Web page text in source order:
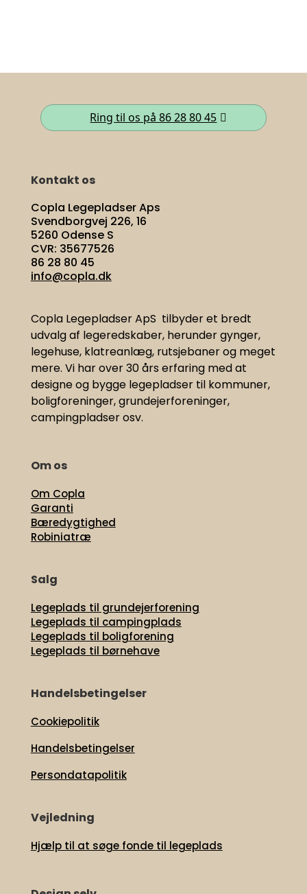
Ring til os på 86 28 80 45
Kontakt os
Copla Legepladser Aps
Svendborgvej 226, 16
5260 Odense S
CVR: 35677526
86 28 80 45
info@copla.dk
Copla Legepladser ApS tilbyder et bredt
udvalg af legeredskaber, herunder gynger,
legehuse, klatreanlæg, rutsjebaner og meget
mere. Vi harover 30 års erfaring med at
designe og bygge legepladser til kommuner,
boligforeninger, grundejerforeninger,
campingpladser osv.
Om os
Om Copla
Garanti
Bæredygtighed
Robiniatræ
Salg
Legeplads til grundejerforening
Legeplads til campingplads
Legeplads til boligforening
Legeplads til børnehave
Handelsbetingelser
Cookiepolitik
Handelsbetingelser
Persondatapolitik
Vejledning
Hjælp til at søge fonde til legeplads